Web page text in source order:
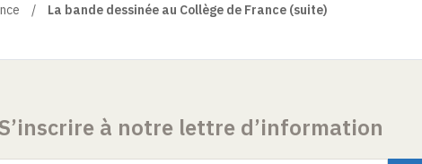
La bande dessinée au Collège de France (suite)
à notre lettre d’information